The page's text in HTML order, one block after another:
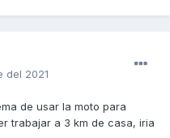
del 2021
de usar la moto para
trabajar a 3 km de casa, iria